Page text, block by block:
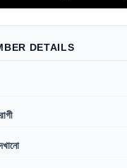
DETAILS